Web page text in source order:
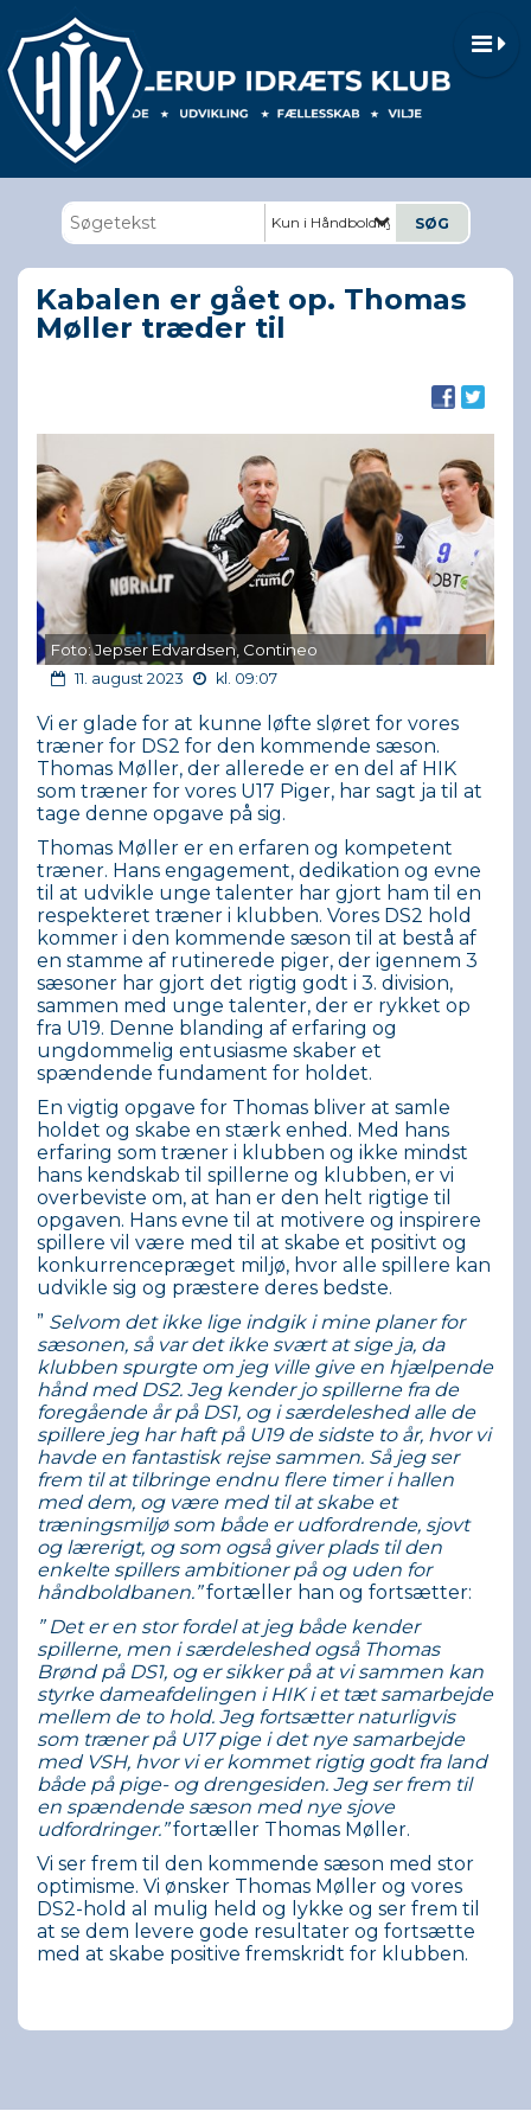
Kun i Håndboldnyheder
Kabalen er gået op. Thomas
Møller træder til
Foto: Jepser Edvardsen, Contineo
11. august 2023 kl. 09:07
Vi er glade for at kunne løfte sløret for vores
træner for DS2 for den kommende sæson.
Thomas Møller, der allerede er en del af HIK
som træner for vores U17 Piger, har sagt ja til at
tage denne opgave på sig.
Thomas Møller er en erfaren og kompetent
træner. Hans engagement, dedikation og evne
til at udvikle unge talenter har gjort ham til en
respekteret træner i klubben. Vores DS2 hold
kommer i den kommende sæson til at bestå af
en stamme af rutinerede piger, der igennem 3
sæsoner har gjort det rigtig godt i 3. division,
sammen med unge talenter, der er rykket op
fra U19. Denne blanding af erfaring og
ungdommelig entusiasme skaber et
spændende fundament for holdet.
En vigtig opgave for Thomas bliver at samle
holdet og skabe en stærk enhed. Med hans
erfaring som træner i klubben og ikke mindst
hans kendskab til spillerne og klubben, er vi
overbeviste om, at han er den helt rigtige til
opgaven. Hans evne til at motivere og inspirere
spillere vil være med til at skabe et positivt og
konkurrencepræget miljø, hvor alle spillere kan
udvikle sig og præstere deres bedste.
” Selvom det ikke lige indgik i mine planer for
sæsonen, så var det ikke svært at sige ja, da
klubben spurgte om jeg ville give en hjælpende
hånd med DS2. Jeg kender jo spillerne fra de
foregående år på DS1, og i særdeleshed alle de
spillere jeg har haft på U19 de sidste to år, hvor vi
havde en fantastisk rejse sammen. Så jeg ser
frem til at tilbringe endnu flere timer i hallen
med dem, og være med til at skabe et
træningsmiljø som både er udfordrende, sjovt
og lærerigt, og som også giver plads til den
enkelte spillers ambitioner på og uden for
håndboldbanen.”fortæller han og fortsætter:
” Det er en stor fordel at jeg både kender
spillerne, men i særdeleshed også Thomas
Brønd på DS1, og er sikker på at vi sammen kan
styrke dameafdelingen i HIK i et tæt samarbejde
mellem de to hold. Jeg fortsætter naturligvis
som træner på U17 pige i det nye samarbejde
med VSH, hvor vi er kommet rigtig godt fra land
både på pige- og drengesiden. Jeg ser frem til
en spændende sæson med nye sjove
udfordringer.”fortæller Thomas Møller.
Vi ser frem til den kommende sæson med stor
optimisme. Vi ønsker Thomas Møller og vores
DS2-hold al mulig held og lykke og ser frem til
at se dem levere gode resultater og fortsætte
med at skabe positive fremskridt for klubben.